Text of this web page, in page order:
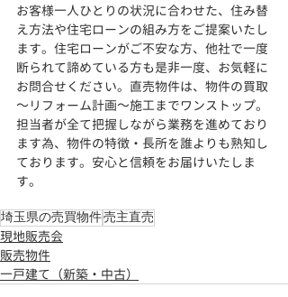
お客様一人ひとりの状況に合わせた、住み替
え方法や住宅ローンの組み方をご提案いたし
ます。住宅ローンがご不安な方、他社で一度
断られて諦めている方も是非一度、お気軽に
お問合せください。直売物件は、物件の買取
～リフォーム計画～施工までワンストップ。
担当者が全て把握しながら業務を進めており
ます為、物件の特徴・長所を誰よりも熟知し
ております。安心と信頼をお届けいたしま
す。
埼玉県の売買物件売主直売
現地販売会
販売物件
一戸建て（新築・中古）